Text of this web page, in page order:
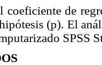
coeficiente de
(p). El
SPSS